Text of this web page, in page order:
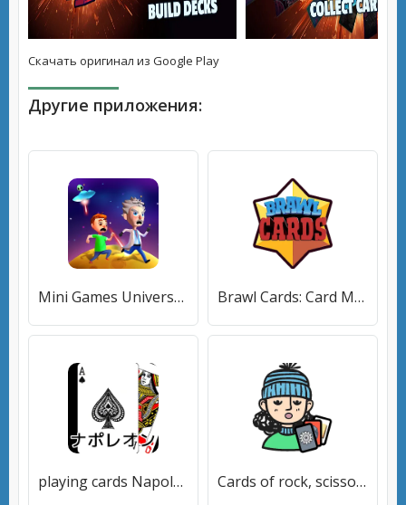
Скачать оригинал из Google Play
Другие приложения:
Mini Games Universe (Мини Игры Вселенная) [МОД Много денег] APK Android Brawl Cards: Card Maker (Броул кардс) [МОД Много денег] APK Android
playing cards Napoleon (плейинг карты Наполеон) [МОД Много денег] APK Android Cards of rock, scissors and pa [МОД Все открыто] APK Android